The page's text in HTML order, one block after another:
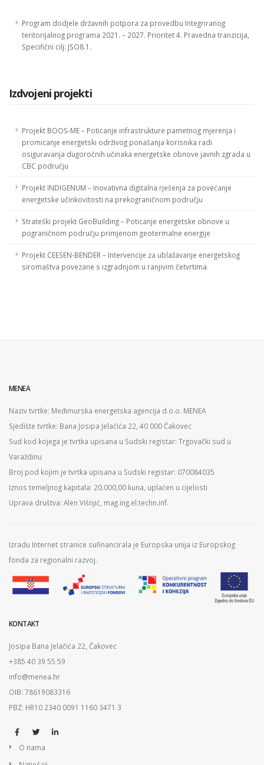
Program dodjele državnih potpora za provedbu Integriranog
teritorijalnog programa 2021. – 2027. Prioritet 4. Pravedna tranzicija,
Specifični cilj: JSO8.1.
Izdvojeni projekti
Projekt BOOS-ME – Poticanje infrastrukture pametnog mjerenja i
promicanje energetski održivog ponašanja korisnika radi
osiguravanja dugoročnih učinaka energetske obnove javnih zgrada u
CBC području
Projekt INDIGENUM – Inovativna digitalna rješenja za povećanje
energetske učinkovitosti na prekograničnom području
Strateški projekt GeoBuilding – Poticanje energetske obnove u
pograničnom području primjenom geotermalne energije
Projekt CEESEN-BENDER – Intervencije za ublažavanje energetskog
siromaštva povezane s izgradnjom u ranjivim četvrtima
MENEA
Naziv tvrtke: Međimurska energetska agencija d.o.o. MENEA
Sjedište tvrtke: Bana Josipa Jelačića 22, 40 000 Čakovec
Sud kod kojega je tvrtka upisana u Sudski registar: Trgovački sud u
Varaždinu
Broj pod kojim je tvrtka upisana u Sudski registar: 070084035
Iznos temeljnog kapitala: 20.000,00 kuna, uplaćen u cijelosti
Uprava društva: Alen Višnjić, mag.ing.el.techn.inf.
Izradu Internet stranice sufinancirala je Europska unija iz Europskog
fonda za regionalni razvoj.
KONTAKT
Josipa Bana Jelačića 22, Čakovec
+385 40 39 55 59
info@menea.hr
OIB: 78619083316
PBZ: HR10 2340 0091 1160 3471 3
O nama